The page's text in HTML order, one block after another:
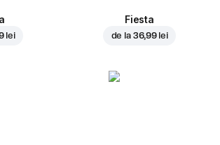
lei
Fiesta
de la 36,99 lei